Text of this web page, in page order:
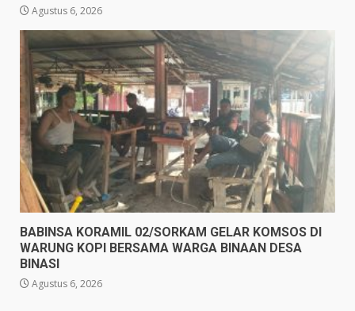
Agustus 6, 2026
BABINSA KORAMIL 02/SORKAM GELAR KOMSOS DI
WARUNG KOPI BERSAMA WARGA BINAAN DESA
BINASI
Agustus 6, 2026